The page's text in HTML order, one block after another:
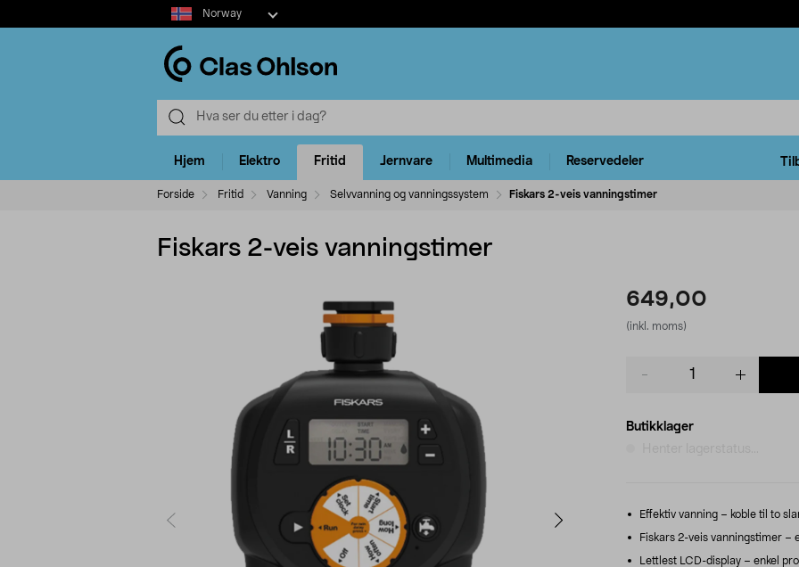
Select
market
Norway
Hjem Elektro Fritid Jernvare Multimedia Reservedeler
Forside Fritid Vanning Selvvanning og vanningssystem Fiskars 2-veis vanningstimer
Fiskars 2-veis vanningstimer
649,00
(inkl. moms)
Butikklager
Effektiv vanning – koble til to
Fiskars 2-veis vanningstimer –
Lettlest LCD-display – enkel